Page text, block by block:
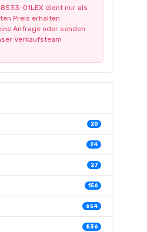
01LEX dient nur als
Preis erhalten
Anfrage oder senden
Verkaufsteam
20
24
27
156
654
836